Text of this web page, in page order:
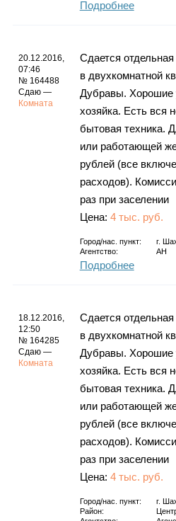
Подробнее
20.12.2016,
07:46
№ 164488
Сдаю —
Комната
Сдается
в двухкомнатной
Дубравы. Хорошие
хозяйка. Есть вся
бытовая техника.
или работающей
рублей (все
расходов).
раз при заселении
Цена: 4 тыс. руб.
Город/нас. пункт: г.
Агентство:
АН
Подробнее
18.12.2016,
12:50
№ 164285
Сдаю —
Комната
Сдается
в двухкомнатной
Дубравы. Хорошие
хозяйка. Есть вся
бытовая техника.
или работающей
рублей (все
расходов).
раз при заселении
Цена: 4 тыс. руб.
Город/нас. пункт: г.
Район: